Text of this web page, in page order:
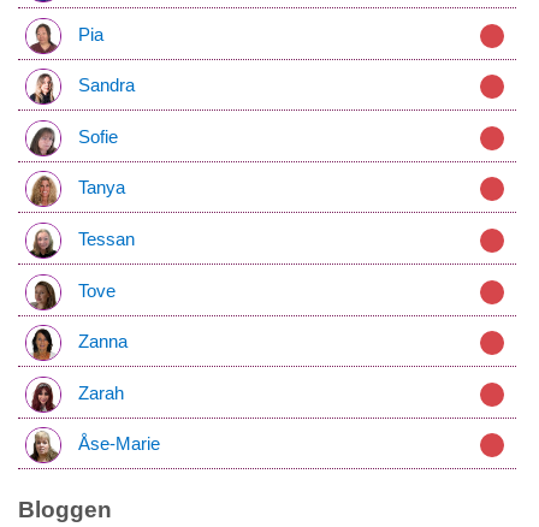
Pia
Sandra
Sofie
Tanya
Tessan
Tove
Zanna
Zarah
Åse-Marie
Bloggen